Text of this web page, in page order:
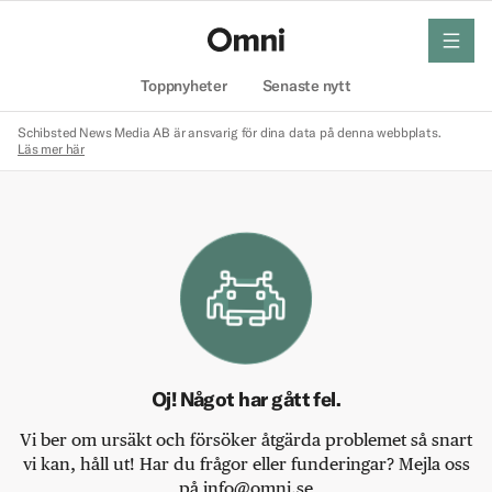
Toppnyheter Senaste nytt
meny
Schibsted News Media AB är ansvarig för dina data på denna webbplats.
Läs mer här
Oj! Något har gått fel.
Vi ber om ursäkt och försöker åtgärda problemet så snart
vi kan, håll ut! Har du frågor eller funderingar? Mejla oss